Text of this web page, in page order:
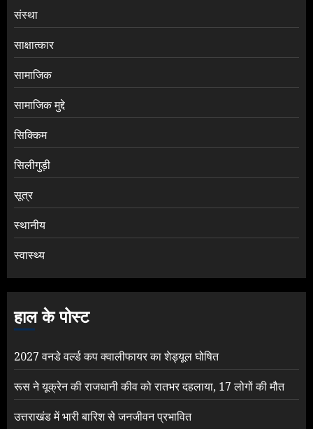
संस्था
साक्षात्कार
सामाजिक
सामाजिक मुद्दे
सिक्किम
सिलीगुड़ी
सूत्र
स्थानीय
स्वास्थ्य
हाल के पोस्ट
2027 वनडे वर्ल्ड कप क्वालीफायर का शेड्यूल घोषित
रूस ने यूक्रेन की राजधानी कीव को रातभर दहलाया, 17 लोगों की मौत
उत्तराखंड में भारी बारिश से जनजीवन प्रभावित